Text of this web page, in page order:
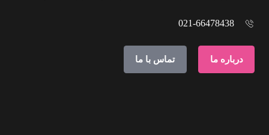
021-66478438
درباره ما تماس با ما